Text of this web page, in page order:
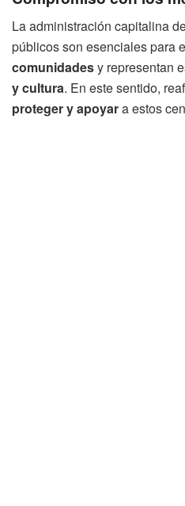
La administración capitalina
públicos son esenciales para
comunidadesy representan
y cultura. En este sentido,
proteger y apoyara estos